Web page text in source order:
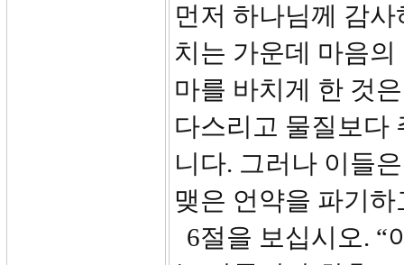
먼저 하나님께 감
치는 가운데 마음
마를 바치게 한 것
다스리고 물질보다
니다. 그러나 이들
맺은 언약을 파기
6절을 보십시오. “